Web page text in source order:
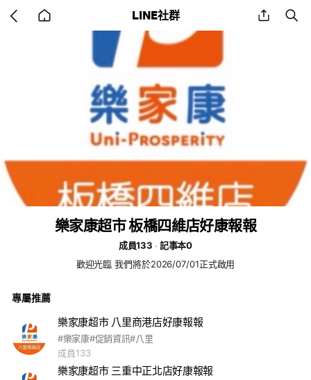
back LINE社群 share
樂家康超市 板橋四維店好康報報
成員133
記事本0
歡迎光臨 我們將於2026/07/01正式啟用
專屬推薦
樂家康超市 八里商港店好康報報
#樂家康#促銷資訊#八里
成員133
樂家康超市 三重中正北店好康報報